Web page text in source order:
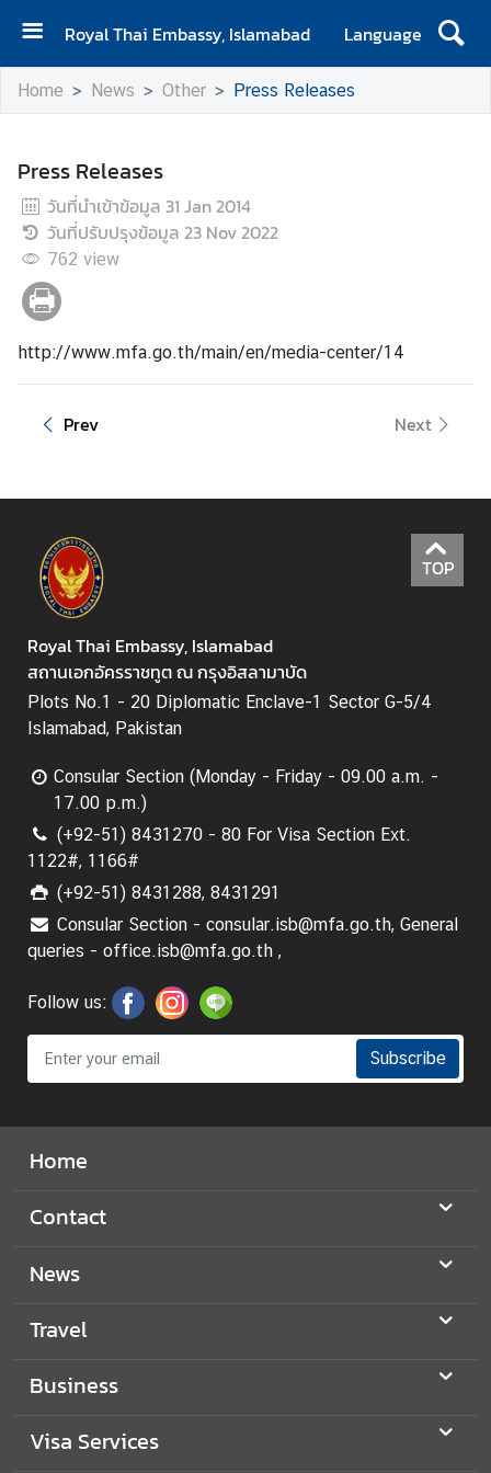
Royal Thai Embassy, Islamabad
Language
H
o
A
b
o
t
m
b
N
e
w
&
c
t
i
v
t
i
e
s
C
l
a
V
s
S
r
i
Home News Other Press Releases
Press Releases
วันที่นำเข้าข้อมูล 31 Jan 2014
วันที่ปรับปรุงข้อมูล 23 Nov 2022
762 view
http://www.mfa.go.th/main/en/media-center/14
Prev Next
TOP
Royal Thai Embassy, Islamabad
สถานเอกอัครราชทูต ณ กรุงอิสลามาบัด
Plots No.1 - 20 Diplomatic Enclave-1 Sector G-5/4
Islamabad, Pakistan
Consular Section (Monday - Friday - 09.00 a.m. -
17.00 p.m.)
(+92-51) 8431270 - 80 For Visa Section Ext.
1122#, 1166#
(+92-51) 8431288, 8431291
Consular Section - consular.isb@mfa.go.th, General
queries - office.isb@mfa.go.th ,
Follow us:
Subscribe
Home
Contact
News
Travel
Business
Visa Services